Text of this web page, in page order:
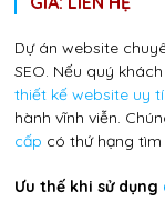
Dự án website
SEO. Nếu quý
thiết kế website uy
hành vĩnh viễn.
cấp có thứ hạng
Ưu thế khi sử dụng